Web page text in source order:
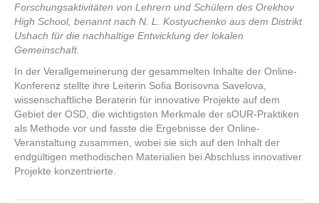
Forschungsaktivitäten von Lehrern und Schülern des Orekhov
High School, benannt nach N. L. Kostyuchenko aus dem Distrikt
Ushach für die nachhaltige Entwicklung der lokalen
Gemeinschaft.
In der Verallgemeinerung der gesammelten Inhalte der Online-
Konferenz stellte ihre Leiterin Sofia Borisovna Savelova,
wissenschaftliche Beraterin für innovative Projekte auf dem
Gebiet der OSD, die wichtigsten Merkmale der sOUR-Praktiken
als Methode vor und fasste die Ergebnisse der Online-
Veranstaltung zusammen, wobei sie sich auf den Inhalt der
endgültigen methodischen Materialien bei Abschluss innovativer
Projekte konzentrierte.